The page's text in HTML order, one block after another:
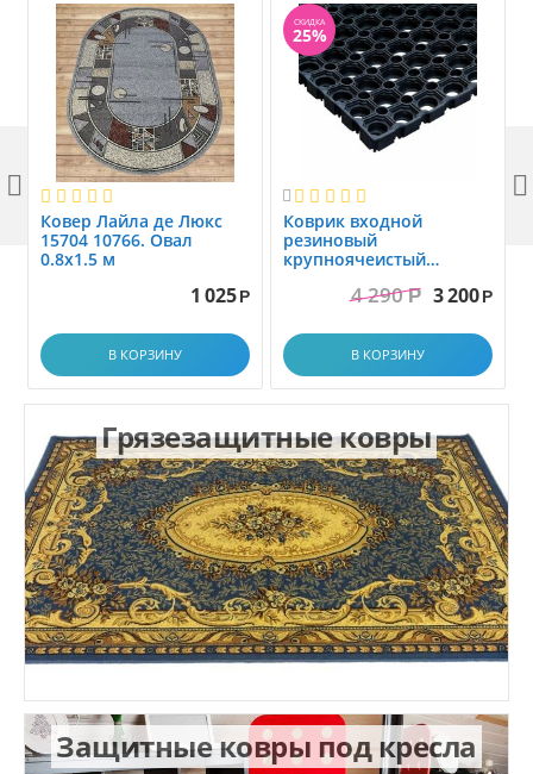
Ковер Лайла де Люкс
15704 10766. Овал
0.8x1.5 м
1 025 Р
В КОРЗИНУ
СКИДКА
25%

Коврик вxодной
резиновый
крупноячеистый
1.0x1.5 м4 290 Р 3 200 Р
В КОРЗИНУ
 
Грязезащитные ковры
Защитные ковры под кресла